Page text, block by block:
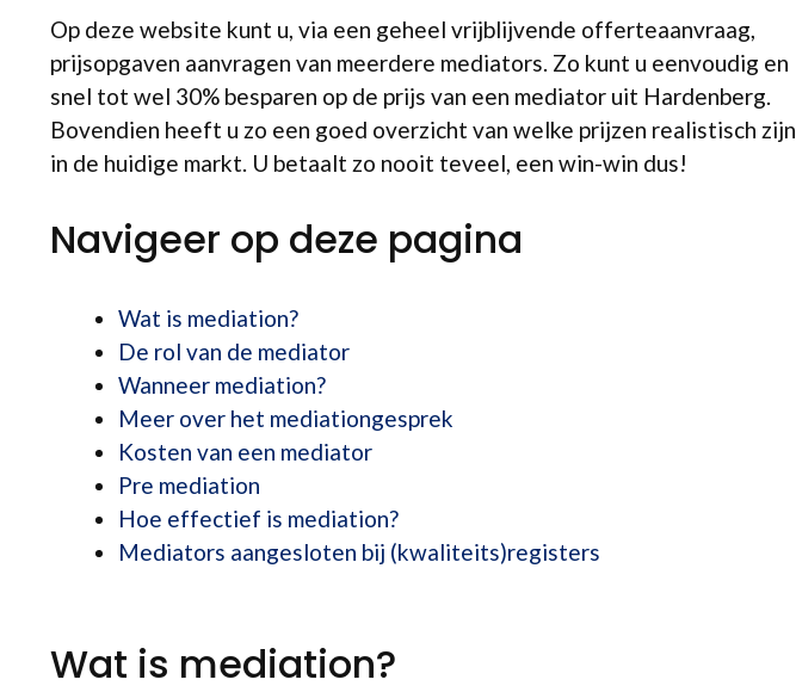
Op deze website kunt u, via een geheel vrijblijvende offerteaanvraag,
prijsopgaven aanvragen van meerdere mediators. Zo kunt u eenvoudig en
snel tot wel 30% besparen op de prijs van een mediator uit Hardenberg.
Bovendien heeft u zo een goed overzicht van welke prijzen realistisch zijn
in de huidige markt. U betaalt zo nooit teveel, een win-win dus!
Navigeer op deze pagina
Wat is mediation?
De rol van de mediator
Wanneer mediation?
Meer over het mediationgesprek
Kosten van een mediator
Pre mediation
Hoe effectief is mediation?
Mediators aangesloten bij (kwaliteits)registers
Wat is mediation?